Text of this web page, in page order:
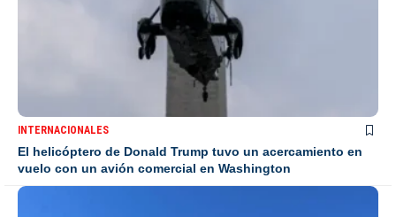
INTERNACIONALES
El helicóptero de Donald Trump tuvo un acercamiento en
vuelo con un avión comercial en Washington